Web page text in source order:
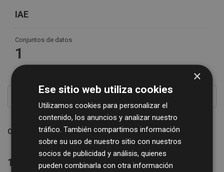
IAE
Conjuntos de datos
1
Ordenar por
1 conjunto de datos encontrado
×
Ese sitio web utiliza cookies
Utilizamos cookies para personalizar el
contenido, los anuncios y analizar nuestro
tráfico. También compartimos información
sobre su uso de nuestro sitio con nuestros
socios de publicidad y análisis, quienes
pueden combinarla con otra información